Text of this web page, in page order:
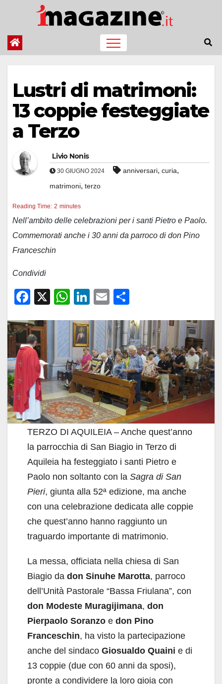
contenuto
Lustri di matrimoni:
13 coppie festeggiate
a Terzo
Livio Nonis
30 GIUGNO 2024 anniversari, curia,
matrimoni, terzo
Reading Time: 2 minutes
Nell’ambito delle celebrazioni per i santi Pietro e Paolo.
Commemorati anche i 30 anni da parroco di don Pino
Franceschin
Condividi
F
c
e
b
o
o
k
X
W
at
s
A
p
p
Li
k
e
dI
n
E
ail n
di
vi
di
TERZO DI AQUILEIA – Anche quest’anno
la parrocchia di San Biagio in Terzo di
Aquileia ha festeggiato i santi Pietro e
Paolo non soltanto con la Sagra di San
Pieri, giunta alla 52ª edizione, ma anche
con una celebrazione dedicata alle coppie
che quest’anno hanno raggiunto un
traguardo importante di matrimonio.
La messa, officiata nella chiesa di San
Biagio da don Sinuhe Marotta, parroco
dell’Unità Pastorale “Bassa Friulana”, con
don Modeste Muragijimana, don
Pierpaolo Soranzo e don Pino
Franceschin, ha visto la partecipazione
anche del sindaco Giosualdo Quaini e di
13 coppie (due con 60 anni da sposi),
pronte a condividere la loro gioia con